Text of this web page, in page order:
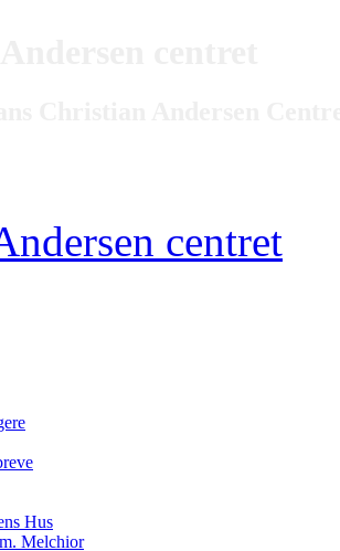
centret
Hus
Melchior